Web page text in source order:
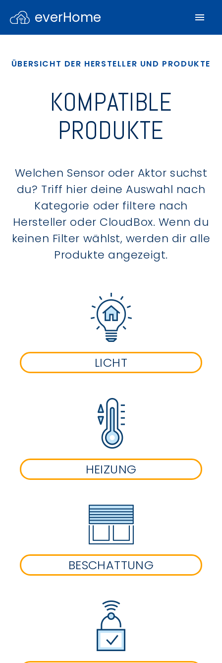
everHome
ÜBERSICHT DER HERSTELLER UND PRODUKTE
KOMPATIBLE
PRODUKTE
Welchen Sensor oder Aktor suchst
du? Triff hier deine Auswahl nach
Kategorie oder filtere nach
Hersteller oder CloudBox. Wenn du
keinen Filter wählst, werden dir alle
Produkte angezeigt.
LICHT
HEIZUNG
BESCHATTUNG